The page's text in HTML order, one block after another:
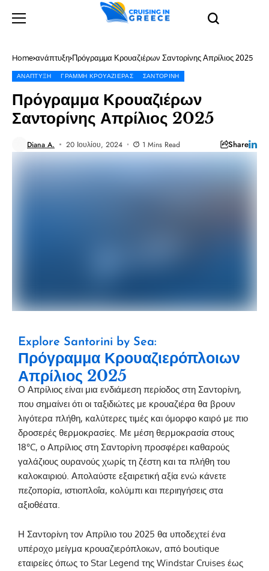
Home ανάπτυξη Πρόγραμμα Κρουαζιέρων Σαντορίνης Απρίλιος 2025
ΑΝΆΠΤΥΞΗ ΓΡΑΜΜΉ ΚΡΟΥΑΖΙΈΡΑΣ ΣΑΝΤΟΡΊΝΗ
Πρόγραμμα Κρουαζιέρων
Σαντορίνης Απρίλιος 2025
Diana A. 20 Ιουλίου, 2024 1 Mins Read Share
Explore Santorini by Sea:
Πρόγραμμα Κρουαζιερόπλοιων
Απρίλιος 2025
Ο Απρίλιος είναι μια ενδιάμεση περίοδος στη Σαντορίνη,
που σημαίνει ότι οι ταξιδιώτες με κρουαζιέρα θα βρουν
λιγότερα πλήθη, καλύτερες τιμές και όμορφο καιρό με πιο
δροσερές θερμοκρασίες. Με μέση θερμοκρασία στους
18°C, ο Απρίλιος στη Σαντορίνη προσφέρει καθαρούς
γαλάζιους ουρανούς χωρίς τη ζέστη και τα πλήθη του
καλοκαιριού. Απολαύστε εξαιρετική αξία ενώ κάνετε
πεζοπορία, ιστιοπλοΐα, κολύμπι και περιηγήσεις στα
αξιοθέατα.
Η Σαντορίνη τον Απρίλιο του 2025 θα υποδεχτεί ένα
υπέροχο μείγμα κρουαζιερόπλοιων, από boutique
εταιρείες όπως το Star Legend της Windstar Cruises έως